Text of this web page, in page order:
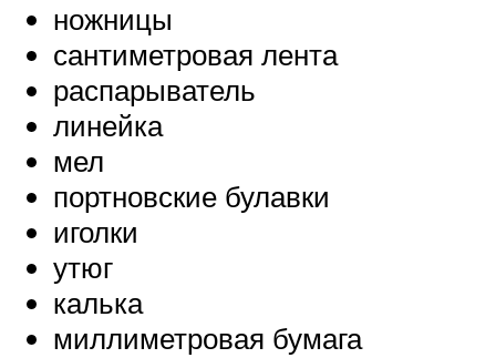
ножницы
сантиметровая лента
распарыватель
линейка
мел
портновские булавки
иголки
утюг
калька
миллиметровая бумага